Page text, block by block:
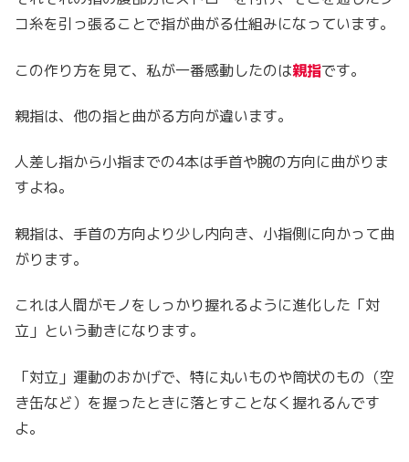
コ糸を引っ張ることで指が曲がる仕組みになっています。
この作り方を見て、私が一番感動したのは親指です。
親指は、他の指と曲がる方向が違います。
人差し指から小指までの4本は手首や腕の方向に曲がりま
すよね。
親指は、手首の方向より少し内向き、小指側に向かって曲
がります。
これは人間がモノをしっかり握れるように進化した「対
立」という動きになります。
「対立」運動のおかげで、特に丸いものや筒状のもの（空
き缶など）を握ったときに落とすことなく握れるんです
よ。